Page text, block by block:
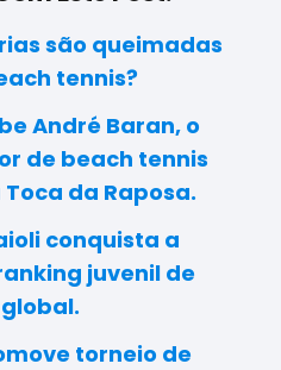
são queimadas
tennis?
André Baran, o
de beach tennis
da Raposa.
conquista a
juvenil de
torneio de